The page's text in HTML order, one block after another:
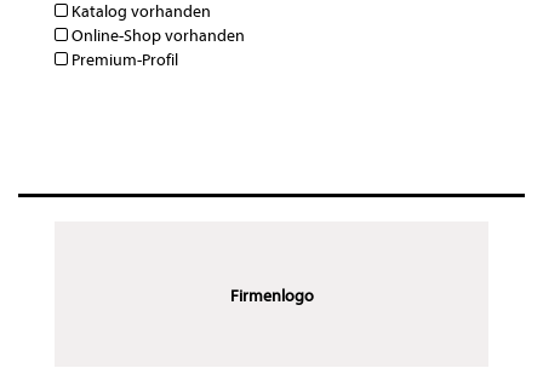
Katalog vorhanden
Online-Shop vorhanden
Premium-Profil
Firmenlogo